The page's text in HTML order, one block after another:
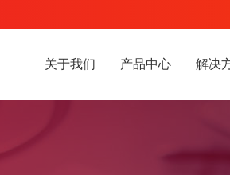
关于我们 产品中心 解决